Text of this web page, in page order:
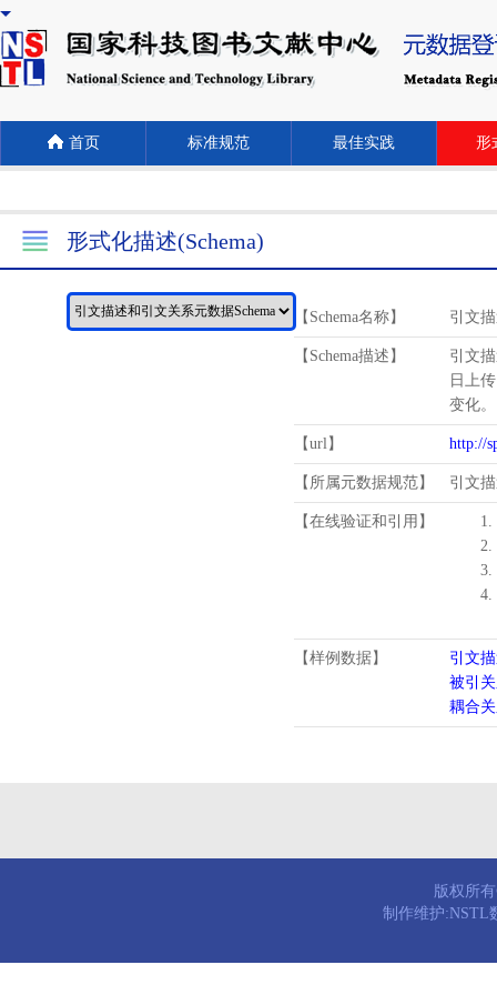
首页 标准规范 最佳实践 形
形式化描述(Schema)
【Schema名称】 引文
【Schema描述】
引文
日上
变化。
【url】 http://
【所属元数据规范】 引文
【在线验证和引用】
1.
2.
3.
4.
【样例数据】
引文
被引
耦合
版权所
制作维护:NSTL